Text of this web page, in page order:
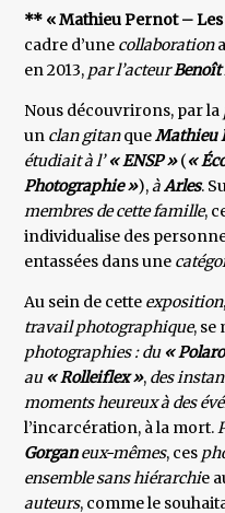
** « Mathieu Pernot –
cadre d’une collaboration
en 2013, par l’acteurBenoît
Nous découvrirons, par la
un clan gitanqueMathieu
étudiait à l’« ENSP »(«
Photographie »),àArles.
membres de cette famille,
individualise des
entassées dans une
Au sein de cette exposition
travail photographique, se
photographies :du «
au « Rolleiflex », des
moments heureux à des
l’incarcération, à la mort.
Gorganeux-mêmes, ces
ensemble sans hiérarchie
auteurs, comme le